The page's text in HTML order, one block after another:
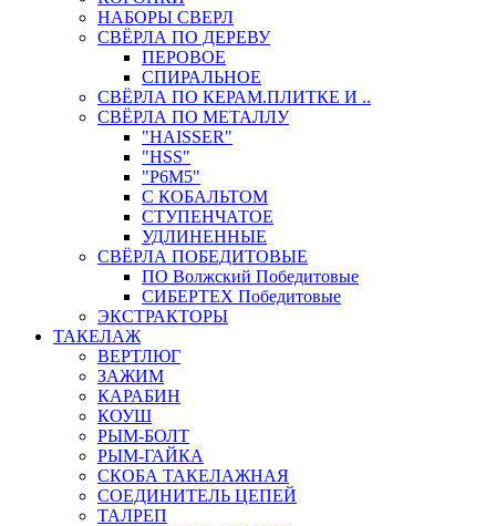
НАБОРЫ СВЕРЛ
СВЁРЛА ПО ДЕРЕВУ
ПЕРОВОЕ
СПИРАЛЬНОЕ
СВЁРЛА ПО КЕРАМ.ПЛИТКЕ И ..
СВЁРЛА ПО МЕТАЛЛУ
"HAISSER"
"HSS"
"Р6М5"
С КОБАЛЬТОМ
СТУПЕНЧАТОЕ
УДЛИНЕННЫЕ
СВЁРЛА ПОБЕДИТОВЫЕ
ПО Волжский Победитовые
СИБЕРТЕХ Победитовые
ЭКСТРАКТОРЫ
ТАКЕЛАЖ
ВЕРТЛЮГ
ЗАЖИМ
КАРАБИН
КОУШ
РЫМ-БОЛТ
РЫМ-ГАЙКА
СКОБА ТАКЕЛАЖНАЯ
СОЕДИНИТЕЛЬ ЦЕПЕЙ
ТАЛРЕП